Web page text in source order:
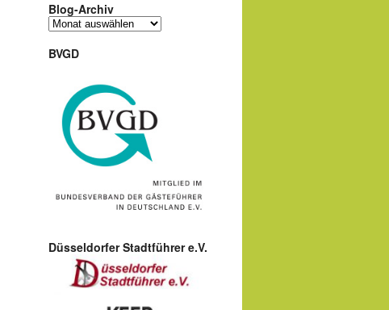
Blog-Archiv
Blog-
BVGD
Düsseldorfer Stadtführer e.V.